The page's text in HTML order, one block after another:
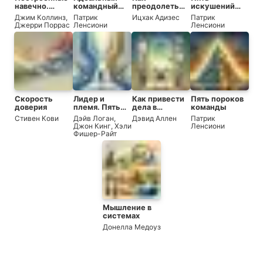
навечно.
Успех
компаний,
обладающих
Джим Коллинз,
Джерри Поррас
командный
игрок
Патрик
Ленсиони
преодолеть
кризисы
менеджмента
Ицхак Адизес
искушений
руководителя
Патрик
Ленсиони
Скорость
доверия
Стивен Кови
Лидер и
племя. Пять
уровней
корпоративной
культуры
Дэйв Логан,
Джон Кинг, Хэли
Фишер-Райт
Как привести
дела в
порядок.
Искусство
без стресса
Дэвид Аллен
Пять пороков
команды
Патрик
Ленсиони
Мышление в
системах
Донелла Медоуз